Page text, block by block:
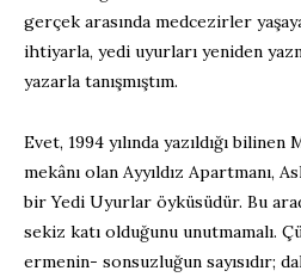
gerçek arasında medcezirler
ihtiyarla, yedi uyurları yeniden
yazarla tanışmıştım.
Evet, 1994 yılında yazıldığı bilinen
mekânı olan Ayyıldız Apartmanı,
bir Yedi Uyurlar öyküsüdür. Bu
sekiz katı olduğunu unutmamalı.
ermenin- sonsuzluğun sayısıdır;